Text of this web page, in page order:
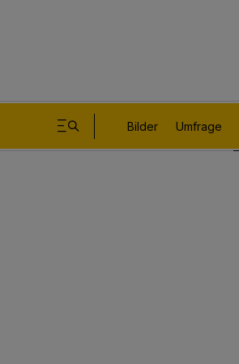
Bilder Umfrage